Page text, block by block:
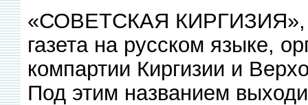
«СОВЕТСКАЯ КИРГИЗИЯ»,
газета на русском языке,
компартии Киргизии и
Под этим названием